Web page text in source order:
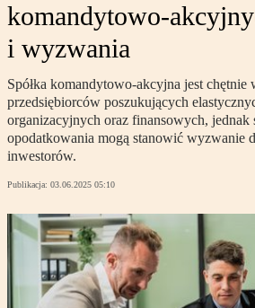
komandytowo-
i wyzwania
Spółka komandytowo-akcyjna jest chętnie
przedsiębiorców poszukujących
organizacyjnych oraz finansowych, jednak
opodatkowania mogą stanowić wyzwanie
inwestorów.
Publikacja: 03.06.2025 05:10